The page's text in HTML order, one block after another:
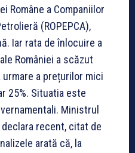
Române a Companiilor
(ROPEPCA),
Iar rata de înlocuire a
României a scăzut
a prețurilor mici
25%. Situatia este
Ministrul
recent, citat de
arată că, la